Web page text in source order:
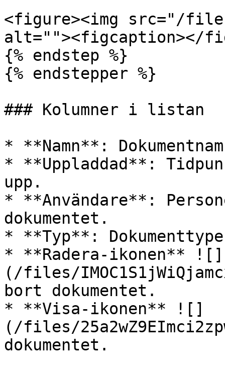
<figure><img src="/files/
alt=""><figcaption></
{% endstep %}
{% endstepper %}
### Kolumner i listan
* **Namn**:
* **Uppladdad**:
upp.
* **Användare**:
dokumentet.
* **Typ**:
* **Radera-ikonen** ![]
(/files/
bort dokumentet.
* **Visa-ikonen** ![]
(/files/
dokumentet.